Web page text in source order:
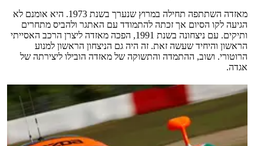
מאזדה השתתפה תחילה במרוץ שנערך בשנת 1973. היא אומנם לא
הגיעה לקו הסיום אך זכתה להתמודד עם האתגר ולהביס מתחרים
ותיקים. עם ניצחונה בשנת 1991, הפכה מאזדה ליצרן הרכב האסייתי
הראשון והיחיד שעשה זאת. זה היה גם הניצחון הראשון למנוע
הרוטורי. ושוב, ההתמדה והתשוקה של מאזדה הובילו ליצירתה של
אגדה.